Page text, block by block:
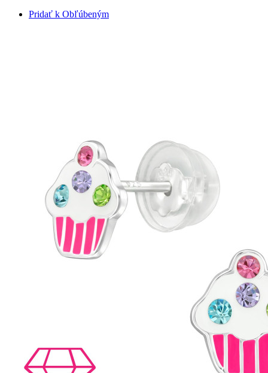
Pridať k Obľúbeným